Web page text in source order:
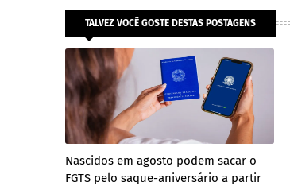
TALVEZ VOCÊ GOSTE DESTAS POSTAGENS
Nascidos em agosto podem sacar o
FGTS pelo saque-aniversário a partir